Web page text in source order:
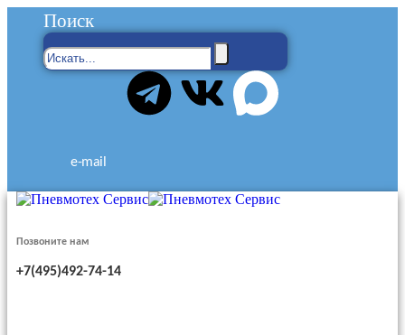
Поиск
e-mail
Позвоните нам
+7(495)492-74-14